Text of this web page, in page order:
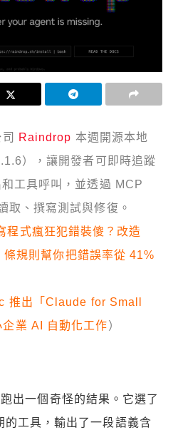
Raindrop 本週開源本地
），讓開發者可即時追蹤
工具呼叫，並透過 MCP
、撰寫測試與修復。
程式瘋狂犯錯裝傻？改造
規則幫你把錯誤率從 41%
推出「Claude for Small
業 AI 自動化工作）
出一個奇怪的結果。它選了
的工具，輸出了一段語義含